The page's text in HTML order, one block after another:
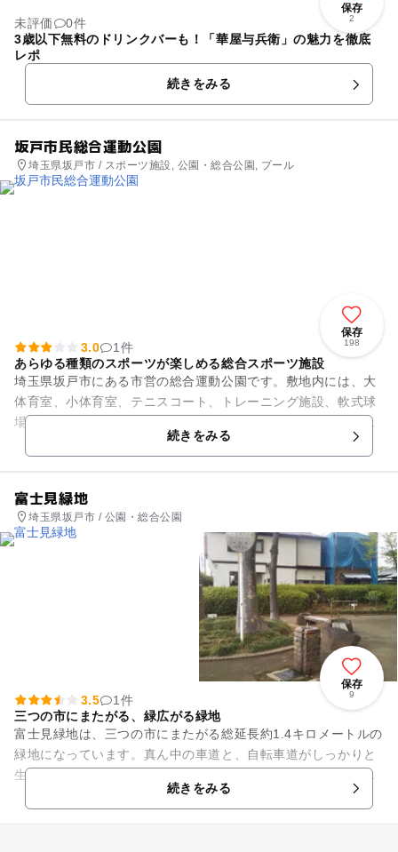
保存
2
未評価
0件
3歳以下無料のドリンクバーも！「華屋与兵衛」の魅力を徹底
レポ
続きをみる
坂戸市民総合運動公園
埼玉県坂戸市 / スポーツ施設, 公園・総合公園, プール
保存
198
3.0
1件
あらゆる種類のスポーツが楽しめる総合スポーツ施設
埼玉県坂戸市にある市営の総合運動公園です。敷地内には、大
体育室、小体育室、テニスコート、トレーニング施設、軟式球
場、多目的運動場などがあり、あらゆる種類のスポーツを楽し
むことができる総合スポーツ...続きをみる
富士見緑地
埼玉県坂戸市 / 公園・総合公園
保存
9
3.5
1件
三つの市にまたがる、緑広がる緑地
富士見緑地は、三つの市にまたがる総延長約1.4キロメートルの
緑地になっています。真ん中の車道と、自転車道がしっかりと
生垣で区分けされているので、サイクリングもとても安心で
す。左右にある歩道では、...続きをみる